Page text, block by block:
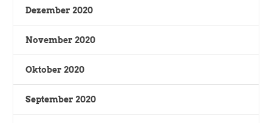
Dezember 2020
November 2020
Oktober 2020
September 2020